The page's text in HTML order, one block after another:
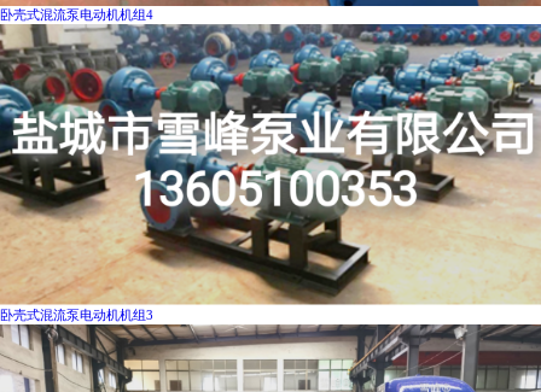
卧壳式混流泵电动机机组4
卧壳式混流泵电动机机组3